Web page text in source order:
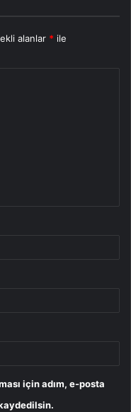
alanlar * ile
için adım, e-posta